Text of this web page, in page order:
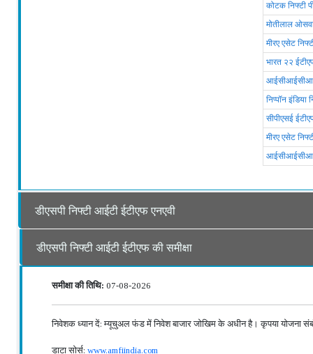
कोटक निफ्टी
मोतीलाल
मीरए एसेट
भारत २२
निप्पॉन इंडिया
सीपीएसई
मीरए एसेट
आईसीआईसीआई
डीएसपी निफ्टी आईटी ईटीएफ एनएवी
डीएसपी निफ्टी आईटी ईटीएफ की समीक्षा
समीक्षा की तिथि: 07-08-2026
निवेशक ध्यान दें: म्यूचुअल फंड में निवेश बाजार जोखिम के अधीन है। कृपया योजना
डाटा सोर्स: www.amfiindia.com